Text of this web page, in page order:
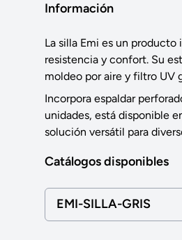
Información
La silla Emi es un
resistencia y confort. Su
moldeo por aire y filtro UV
Incorpora espaldar
unidades, está disponible
solución versátil para
Catálogos disponibles
EMI-SILLA-GRIS